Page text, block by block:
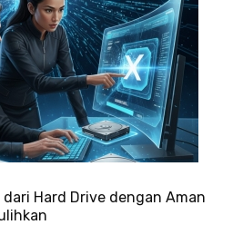
Hard Drive dengan Aman